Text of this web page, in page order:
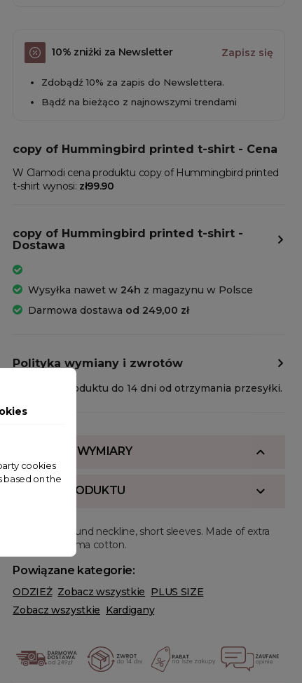
10% zniżki za Newsletter Zapisz się
Zdobądź 10% za zapis do Newslettera.
Bądź na bieżąco z najnowszymi trendami
copy of Hummingbird printed t-shirt - Cena
W Clamodi cena produktu copy of Hummingbird printed
t-shirt wynosi: zł99.90
copy of Hummingbird printed t-shirt -
Dostawa
Wysyłka nawet w 24h z magazynu w Polsce
Darmowa dostawa od 249,00 zł
Polityka wymiany i zwrotów
Zwrot produktu do 14 dni od otrzymania przesyłki.
SKŁAD I WYMIARY
OPIS PRODUKTU
Regular fit, round neckline, short sleeves. Made of extra
long staple pima cotton.
Powiązane kategorie:
ODZIEŻ Zobacz wszystkie PLUS SIZE
Zobacz wszystkie Kardigany
cookies
based on the